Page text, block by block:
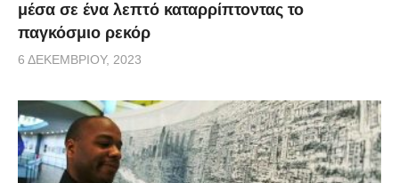
μέσα σε ένα λεπτό καταρρίπτοντας το
παγκόσμιο ρεκόρ
6 ΔΕΚΕΜΒΡΊΟΥ, 2023